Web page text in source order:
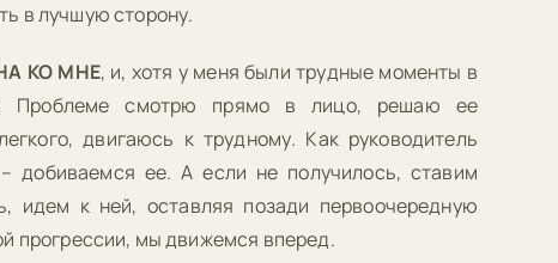
в лучшую сторону.
КО МНЕ, и, хотя у меня были трудные моменты в
Проблеме смотрю прямо в лицо, решаю ее
двигаюсь к трудному. Как руководитель
добиваемся ее. А если не получилось, ставим
идем к ней, оставляя позади первоочередную
прогрессии, мы движемся вперед.